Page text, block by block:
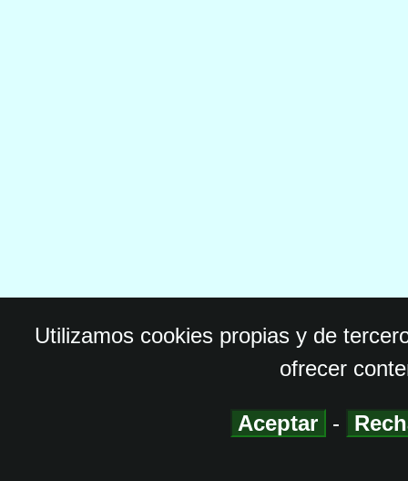
Utilizamos cookies propias y de
ofrecer
Aceptar -